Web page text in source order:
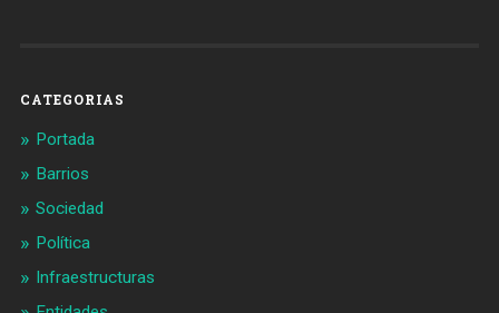
CATEGORIAS
Portada
Barrios
Sociedad
Política
Infraestructuras